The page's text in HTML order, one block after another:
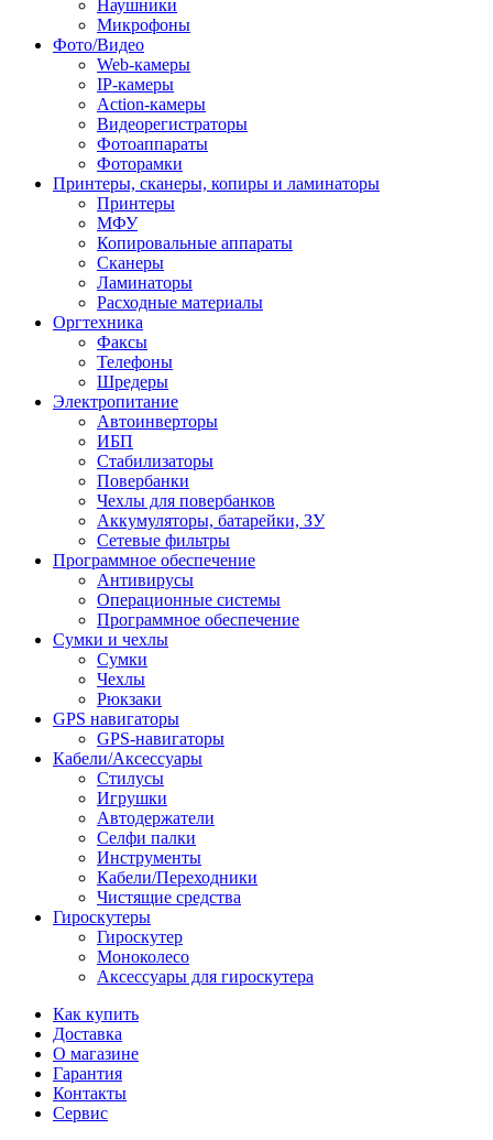
Наушники
Микрофоны
Фото/Видео
Web-камеры
IP-камеры
Action-камеры
Видеорегистраторы
Фотоаппараты
Фоторамки
Принтеры, сканеры, копиры и ламинаторы
Принтеры
МФУ
Копировальные аппараты
Сканеры
Ламинаторы
Расходные материалы
Оргтехника
Факсы
Телефоны
Шредеры
Электропитание
Автоинверторы
ИБП
Стабилизаторы
Повербанки
Чехлы для повербанков
Аккумуляторы, батарейки, ЗУ
Сетевые фильтры
Программное обеспечение
Антивирусы
Операционные системы
Программное обеспечение
Сумки и чехлы
Сумки
Чехлы
Рюкзаки
GPS навигаторы
GPS-навигаторы
Кабели/Аксессуары
Стилусы
Игрушки
Автодержатели
Селфи палки
Инструменты
Кабели/Переходники
Чистящие средства
Гироскутеры
Гироскутер
Моноколесо
Аксессуары для гироскутера
Как купить
Доставка
О магазине
Гарантия
Контакты
Сервис